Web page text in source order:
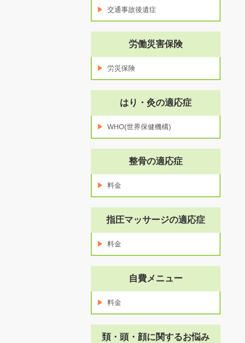
交通事故後遺症
労働災害保険
労災保険
はり・灸の適応症
WHO(世界保健機構)
整骨の適応症
料金
指圧マッサージの適応症
料金
自費メニュー
料金
頚・頭・顔に関するお悩み